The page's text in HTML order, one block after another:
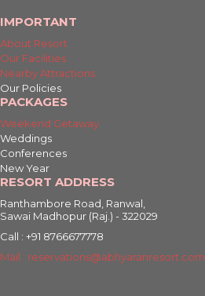
IMPORTANT
About Resort
Our Facilities
Nearby Attractions
Our Policies
PACKAGES
Weekend Getaway
Weddings
Conferences
New Year
RESORT ADDRESS
Ranthambore Road, Ranwal,
Sawai Madhopur (Raj.) - 322029
Call : +91 8766677778
Mail : reservations@abhyaranresort.com